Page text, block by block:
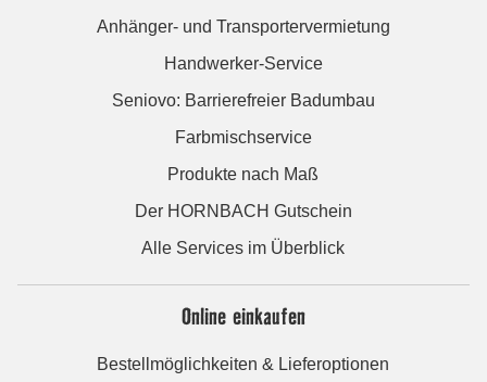
Anhänger- und Transportervermietung
Handwerker-Service
Seniovo: Barrierefreier Badumbau
Farbmischservice
Produkte nach Maß
Der HORNBACH Gutschein
Alle Services im Überblick
Online einkaufen
Bestellmöglichkeiten & Lieferoptionen